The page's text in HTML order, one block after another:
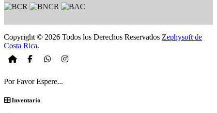
Copyright © 2026 Todos los Derechos Reservados Zephysoft de
Costa Rica.
Por Favor Espere...
Inventario